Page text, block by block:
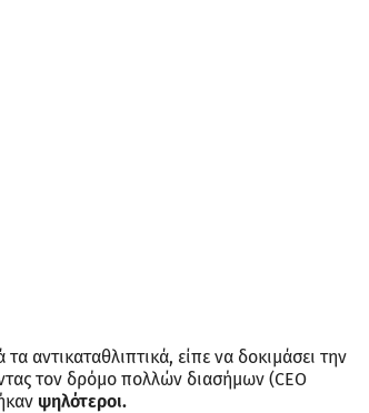
αντικαταθλιπτικά, είπε να δοκιμάσει την
τον δρόμο πολλών διασήμων (CEO
ψηλότεροι.